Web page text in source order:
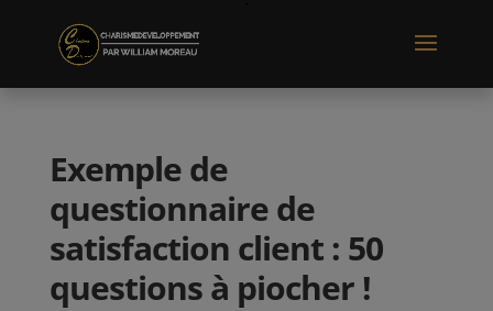
Exemple de
questionnaire de
satisfaction client : 50
questions à piocher !